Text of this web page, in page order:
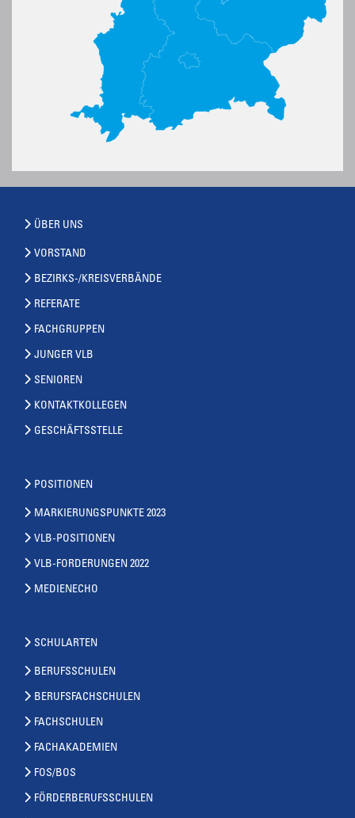
ÜBER UNS
VORSTAND
BEZIRKS-/KREISVERBÄNDE
REFERATE
FACHGRUPPEN
JUNGER VLB
SENIOREN
KONTAKTKOLLEGEN
GESCHÄFTSSTELLE
POSITIONEN
MARKIERUNGSPUNKTE 2023
VLB-POSITIONEN
VLB-FORDERUNGEN 2022
MEDIENECHO
SCHULARTEN
BERUFSSCHULEN
BERUFSFACHSCHULEN
FACHSCHULEN
FACHAKADEMIEN
FOS/BOS
FÖRDERBERUFSSCHULEN